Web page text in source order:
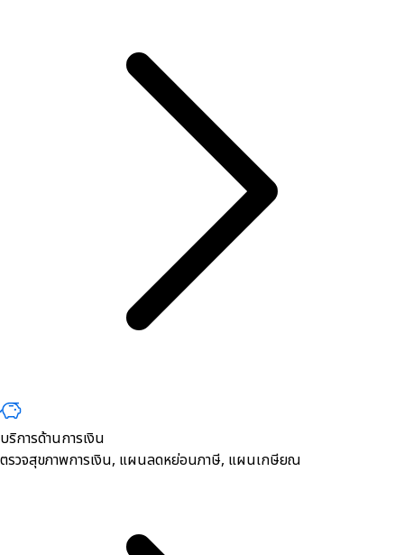
บริการด้านการเงิน
ตรวจสุขภาพการเงิน, ​แผนลดหย่อนภาษี, แผนเกษียณ